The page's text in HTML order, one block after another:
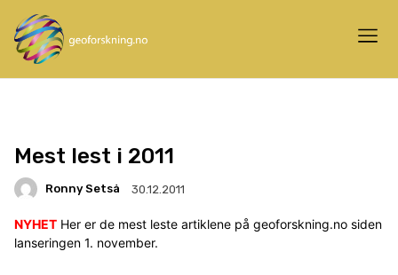
Mest lest i 2011
Ronny Setså 30.12.2011
NYHET Her er de mest leste artiklene på geoforskning.no siden
lanseringen 1. november.